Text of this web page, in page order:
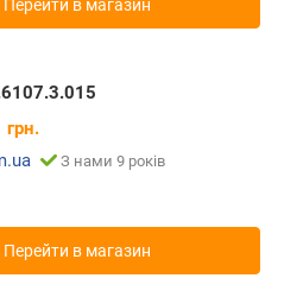
Перейти в магазин
грн.
З нами 9 років
Перейти в магазин